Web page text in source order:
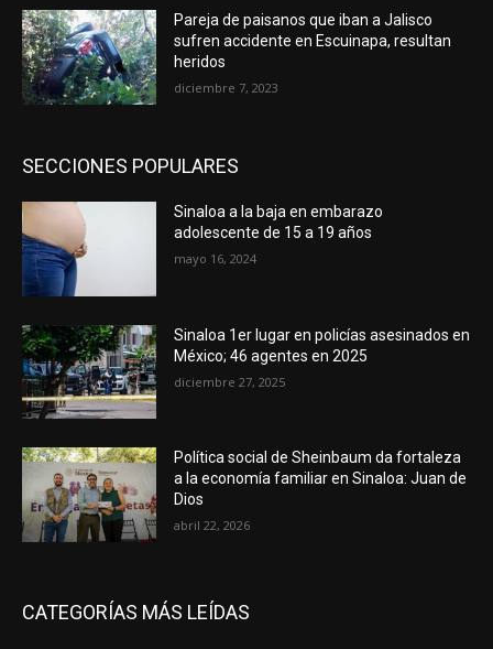
Pareja de paisanos que iban a Jalisco
sufren accidente en Escuinapa, resultan
heridos
diciembre 7, 2023
SECCIONES POPULARES
Sinaloa a la baja en embarazo
adolescente de 15 a 19 años
mayo 16, 2024
Sinaloa 1er lugar en policías asesinados en
México; 46 agentes en 2025
diciembre 27, 2025
Política social de Sheinbaum da fortaleza
a la economía familiar en Sinaloa: Juan de
Dios
abril 22, 2026
CATEGORÍAS MÁS LEÍDAS